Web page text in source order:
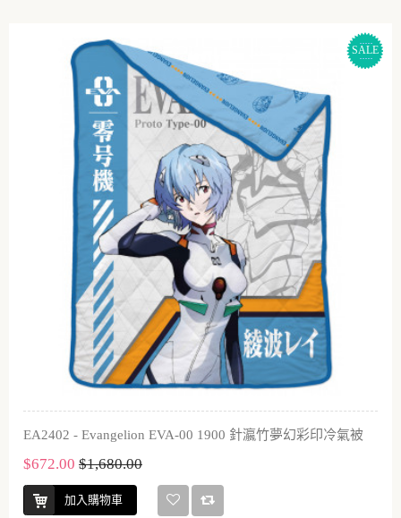
SALE
EA2402 - Evangelion EVA-00 1900 針瀛竹夢幻彩印冷氣被
$672.00 $1,680.00
加入購物車